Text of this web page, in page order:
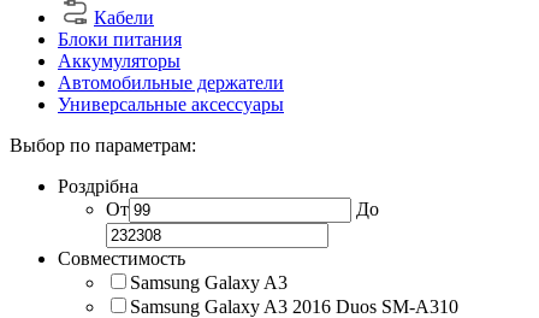
Кабели
Блоки питания
Аккумуляторы
Автомобильные держатели
Универсальные аксессуары
Выбор по параметрам:
Роздрібна
От
До
Совместимость
Samsung Galaxy A3
Samsung Galaxy A3 2016 Duos SM-A310